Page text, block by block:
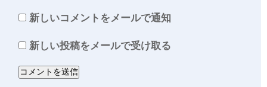
新しいコメントをメールで通知
新しい投稿をメールで受け取る